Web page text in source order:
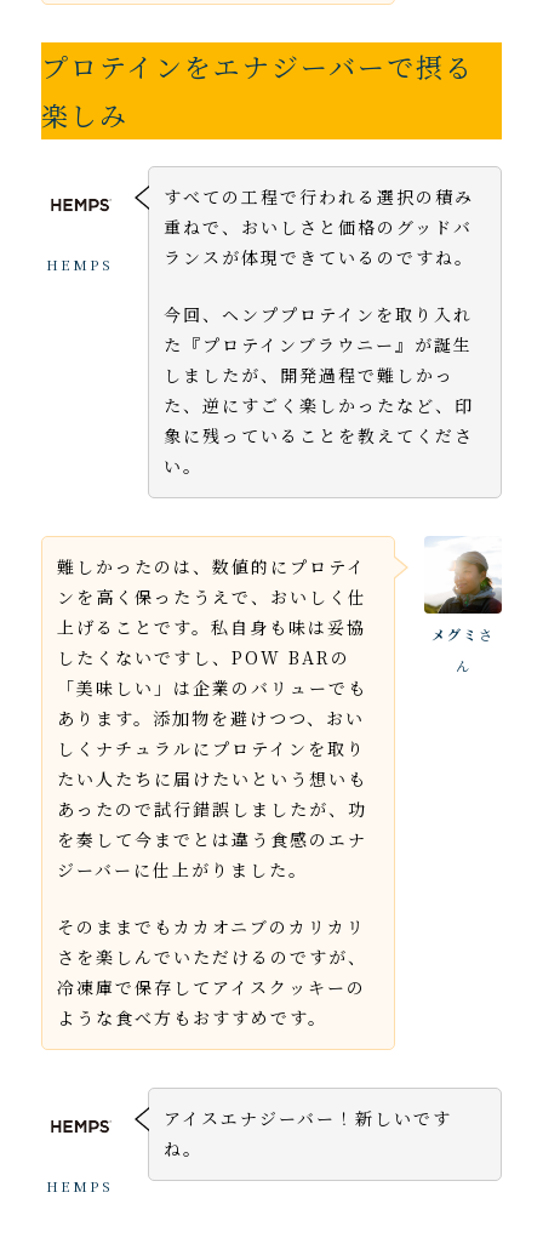
プロテインをエナジーバーで摂る
楽しみ
HEMPS
すべての工程で行われる選択の積み
重ねで、おいしさと価格のグッドバ
ランスが体現できているのですね。
今回、ヘンププロテインを取り入れ
た『プロテインブラウニー』が誕生
しましたが、開発過程で難しかっ
た、逆にすごく楽しかったなど、印
象に残っていることを教えてくださ
い。
メグミ さ
ん
難しかったのは、数値的にプロテイ
ンを高く保ったうえで、おいしく仕
上げることです。私自身も味は妥協
したくないですし、POW BARの
「美味しい」は企業のバリューでも
あります。添加物を避けつつ、おい
しくナチュラルにプロテインを取り
たい人たちに届けたいという想いも
あったので試行錯誤しましたが、功
を奏して今までとは違う食感のエナ
ジーバーに仕上がりました。
そのままでもカカオニブのカリカリ
さを楽しんでいただけるのですが、
冷凍庫で保存してアイスクッキーの
ような食べ方もおすすめです。
HEMPS
アイスエナジーバー！新しいです
ね。